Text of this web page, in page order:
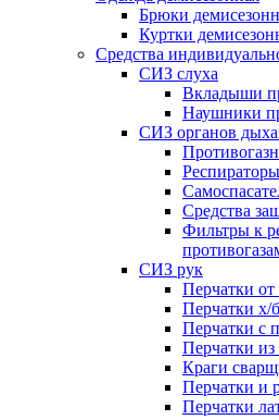
Брюки
Куртки
Средства
СИЗ слуха
Вкладыши
Наушники
СИЗ органов
Респираторы
Средства
Фильтры к
СИЗ рук
Перчатки
Перчатки х/б
Перчатки с
Перчатки
Краги
Перчатки и
Перчатки